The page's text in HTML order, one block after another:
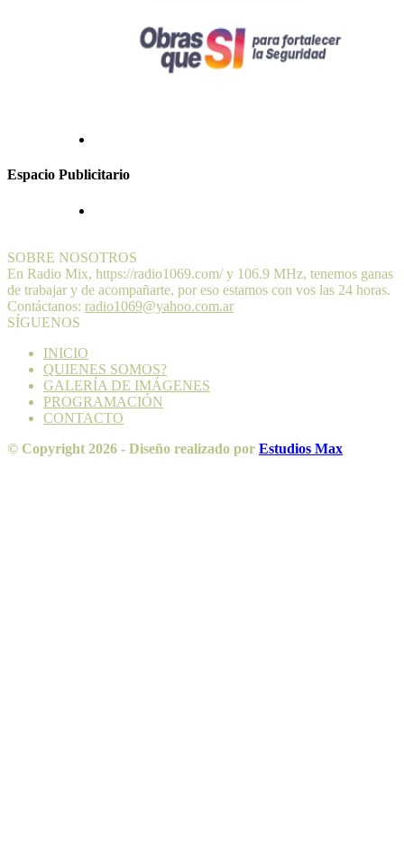
Espacio Publicitario
SOBRE NOSOTROS
En Radio Mix, https://radio1069.com/ y 106.9 MHz, tenemos ganas
de trabajar y de acompañarte, por eso estamos con vos las 24 horas.
Contáctanos: radio1069@yahoo.com.ar
SÍGUENOS
INICIO
QUIENES SOMOS?
GALERÍA DE IMÁGENES
PROGRAMACIÓN
CONTACTO
© Copyright 2026 - Diseño realizado por Estudios Max